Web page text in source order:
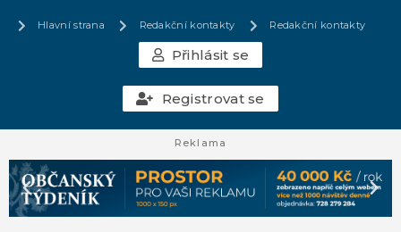
Hlavní strana Redakční kontakty Redakční kontakty
Přihlásit se
Registrovat se
Reklama